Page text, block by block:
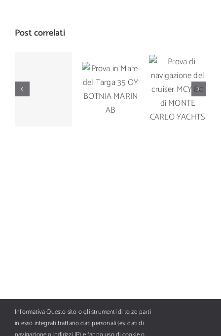
Post correlati
Prova di
navigazione
Prova in
Mare del
Targa 35
OY
BOTNIA
navigazione
del cruiser
MCY 80 di
CARLO
Informativa Questo sito o gli strumenti di terze parti
in esso integrati trattano dati personali (es. dati di